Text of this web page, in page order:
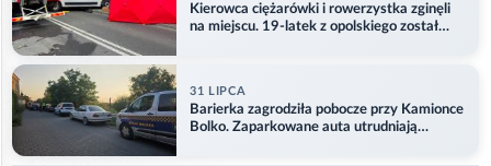
Kierowca ciężarówki i rowerzystka zginęli
na miejscu. 19-latek z opolskiego został
31 LIPCA
Barierka zagrodziła pobocze przy Kamionce
Bolko. Zaparkowane auta utrudniają